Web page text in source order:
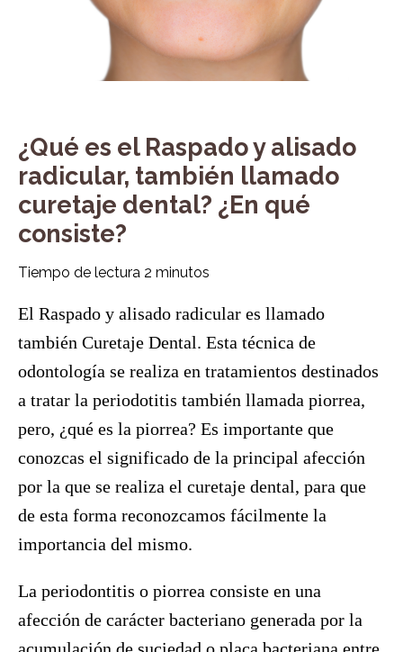
¿Qué es el Raspado y alisado
radicular, también llamado
curetaje dental? ¿En qué
consiste?
Tiempo de lectura 2 minutos
El Raspado y alisado radicular es llamado
también Curetaje Dental. Esta técnica de
odontología se realiza en tratamientos destinados
a tratar la periodotitis también llamada piorrea,
pero, ¿qué es la piorrea? Es importante que
conozcas el significado de la principal afección
por la que se realiza el curetaje dental, para que
de esta forma reconozcamos fácilmente la
importancia del mismo.
La periodontitis o piorrea consiste en una
afección de carácter bacteriano generada por la